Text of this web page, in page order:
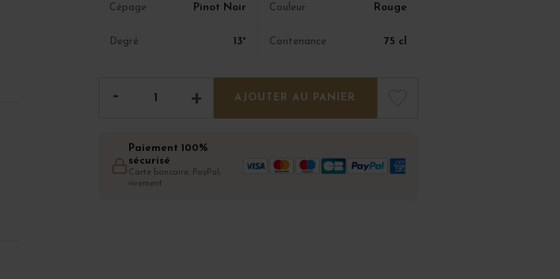
Cépage Pinot Noir Couleur Rouge
Degré 13° Contenance 75 cl
AJOUTER AU PANIER
Paiement 100%
sécurisé
Carte bancaire, PayPal,
virement